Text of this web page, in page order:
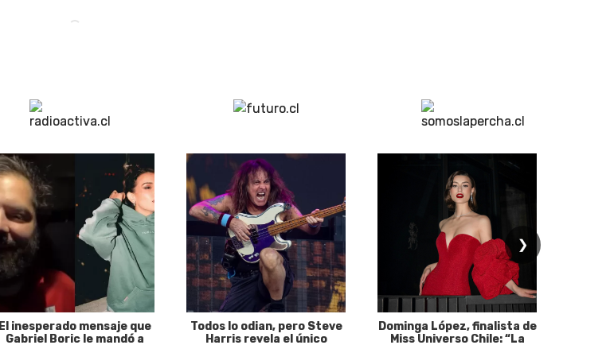
❯
El inesperado mensaje que
Gabriel Boric le mandó a
Todos lo odian, pero Steve
Harris revela el único
Dominga López, finalista de
Miss Universo Chile: “La